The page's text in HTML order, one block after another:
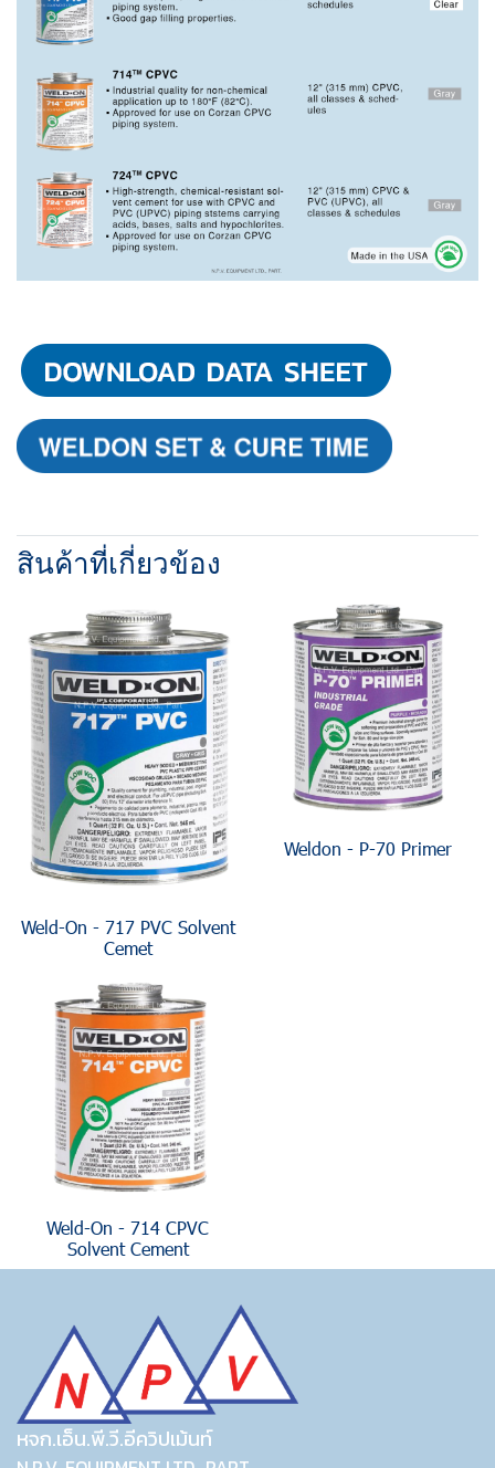
สินค้าที่เกี่ยวข้อง
Weld-On - 717 PVC Solvent
Cemet
Weldon - P-70 Primer
Weld-On - 714 CPVC
Solvent Cement
หจก.เอ็น.พี.วี.อีควิปเม้นท์